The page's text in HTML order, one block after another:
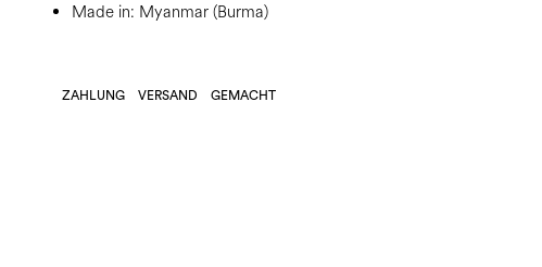
Made in: Myanmar (Burma)
ZAHLUNG VERSAND GEMACHT